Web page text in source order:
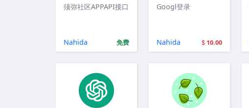
须弥社区APPAPI接口
Nahida 免费
Googl登录
Nahida 10.00